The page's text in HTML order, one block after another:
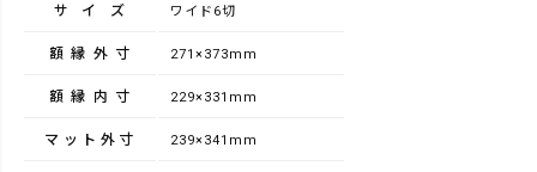
サイズ ワイド6切
額縁外寸 271×373mm
額縁内寸 229×331mm
マット外寸 239×341mm